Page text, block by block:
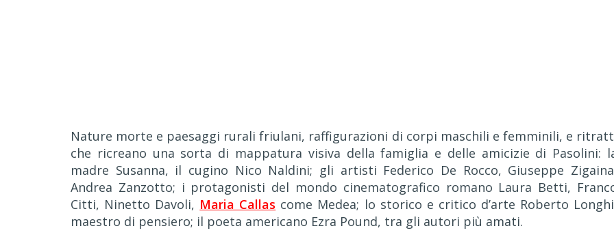
Nature morte e paesaggi rurali friulani, raffigurazioni di corpi maschili e femminili, e
che ricreano una sorta di mappatura visiva della famiglia e delle amicizie di Pasolini:
madre Susanna, il cugino Nico Naldini; gli artisti Federico De Rocco, Giuseppe
Andrea Zanzotto; i protagonisti del mondo cinematografico romano Laura Betti,
Citti, Ninetto Davoli, Maria Callas come Medea; lo storico e critico d’arte Roberto
maestro di pensiero; il poeta americano Ezra Pound, tra gli autori più amati.